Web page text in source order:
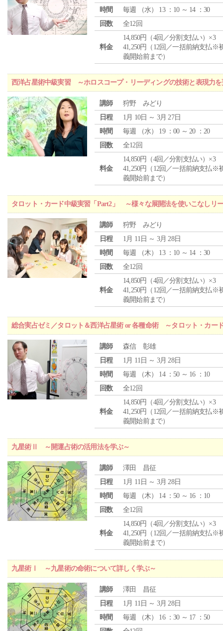
時間
毎週 （水） 13 ：10 ～ 14 ：30
回数
全12回
料金
14,850円（4回／分割支払い）×3
41,250円（12回／一括前納支払※
義開始前まで）
西洋占星術中級実習 ～ホロスコープ・リーディングの技術と表現力
講師
狩野 みどり
日程
1月 10日 ～ 3月 27日
時間
毎週 （水） 19 ：00 ～ 20 ：20
回数
全12回
料金
14,850円（4回／分割支払い）×3
41,250円（12回／一括前納支払※
義開始前まで）
タロット・カード中級実習「Part2」 ～様々な展開法を使いこなしリ
講師
狩野 みどり
日程
1月 11日 ～ 3月 28日
時間
毎週 （木） 13 ：10 ～ 14 ：30
回数
全12回
料金
14,850円（4回／分割支払い）×3
41,250円（12回／一括前納支払※
義開始前まで）
総合実占ゼミ／タロット＆西洋占星術 or 各種命術 ～タロット・カー
講師
森信 彰雄
日程
1月 11日 ～ 3月 28日
時間
毎週 （木） 14 ：50 ～ 16 ：10
回数
全12回
料金
14,850円（4回／分割支払い）×3
41,250円（12回／一括前納支払※
義開始前まで）
九星術Ⅱ ～開運占術の活用法を学ぶ～
講師
澤田 昌征
日程
1月 11日 ～ 3月 28日
時間
毎週 （木） 14 ：50 ～ 16 ：10
回数
全12回
料金
14,850円（4回／分割支払い）×3
41,250円（12回／一括前納支払※
義開始前まで）
九星術Ⅰ ～九星術の命術について詳しく学ぶ～
講師
澤田 昌征
日程
1月 11日 ～ 3月 28日
時間
毎週 （木） 16 ：30 ～ 17 ：50